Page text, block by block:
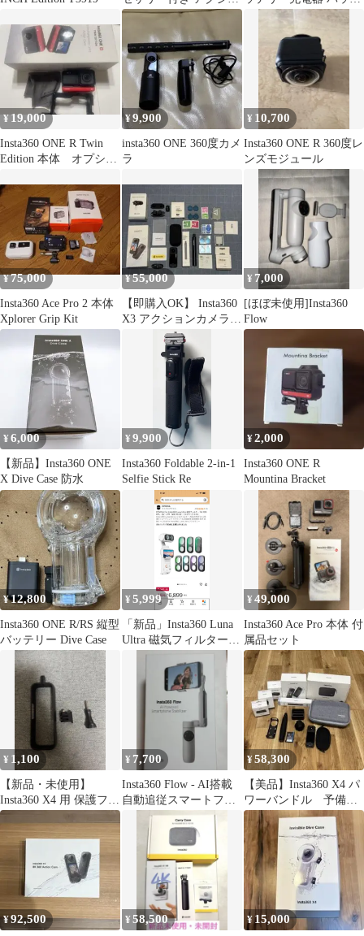
ンカメラ
¥19,000
Insta360 ONE R Twin
Edition 本体 オプショ
¥9,900
insta360 ONE 360度カメ
ラ
¥ 10,700
Insta360 ONE R 360度レ
ンズモジュール
¥75,000
Insta360 Ace Pro 2 本体
Xplorer Grip Kit
¥55,000
【即購入OK】 Insta360
X3 アクションカメラ
付属品多数付き
¥ 7,000
[ほぼ未使用]Insta360
Flow
¥6,000
【新品】Insta360 ONE
X Dive Case 防水
¥9,900
Insta360 Foldable 2-in-1
Selfie Stick Re
¥2,000
Insta360 ONE R
Mountina Bracket
¥12,800
Insta360 ONE R/RS 縦型
バッテリー Dive Case
¥5,999
「新品」Insta360 Luna
Ultra 磁気フィルター 7
¥49,000
Insta360 Ace Pro 本体 付
属品セット
¥ 1,100
【新品・未使用】
Insta360 X4 用 保護フレ
ーム ケージ
¥ 7,700
Insta360 Flow - AI搭載
自動追従スマートフォ
ン用ジンバル
¥58,300
【美品】Insta360 X4 パ
ワーバンドル 予備バ
ッテリー
¥92,500 ¥58,500 ¥15,000